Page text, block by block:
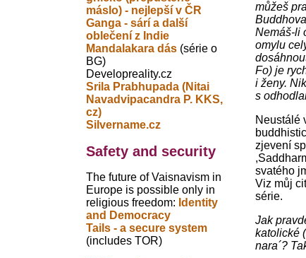
máslo) - nejlepší v ČR
Ganga - sárí a další
oblečení z Indie
Mandalakara dás (série o
BG)
Developreality.cz
Srila Prabhupada (Nitai
Navadvipacandra P. KKS,
cz)
Silvername.cz
Safety and security
The future of Vaisnavism in
Europe is possible only in
religious freedom: Identity
and Democracy
Tails - a secure system
(includes TOR)
můžeš
Nemáš-li
omylu
Fo) je
i ženy.
s
Neustálé
zjevení
svatého
Viz můj
série.
Jak
katolické
nara´?